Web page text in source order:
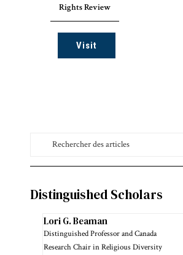
Rights Review
Visit
Distinguished Scholars
Lori G. Beaman
Distinguished Professor and Canada
Research Chair in Religious Diversity